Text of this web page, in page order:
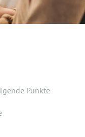
Punkte